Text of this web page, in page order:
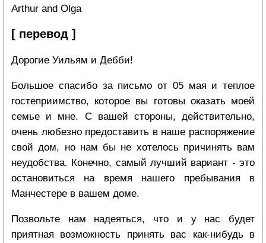
Arthur and Olga
[ перевод ]
Дорогие Уильям и Дебби!
Большое спасибо за письмо от 05 мая и теплое
гостеприимство, которое вы готовы оказать моей
семье и мне. С вашей стороны, действительно,
очень любезно предоставить в наше распоряжение
свой дом, но нам бы не хотелось причинять вам
неудобства. Конечно, самый лучший вариант - это
остановиться на время нашего пребывания в
Манчестере в вашем доме.
Позвольте нам надеяться, что и у нас будет
приятная возможность принять вас как-нибудь в